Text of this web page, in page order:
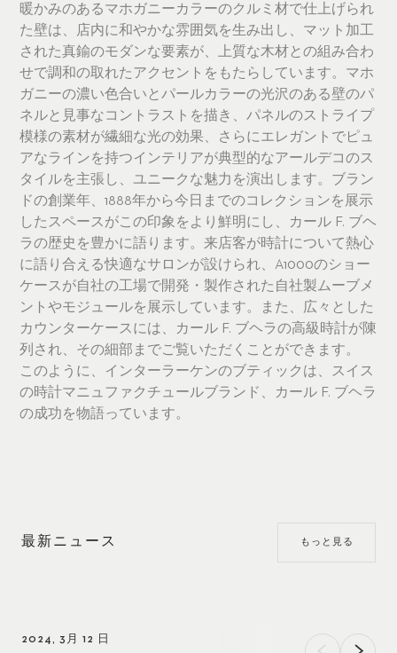
暖かみのあるマホガニーカラーのクルミ材で仕上げられ
た壁は、店内に和やかな雰囲気を生み出し、マット加工
された真鍮のモダンな要素が、上質な木材との組み合わ
せで調和の取れたアクセントをもたらしています。マホ
ガニーの濃い色合いとパールカラーの光沢のある壁のパ
ネルと見事なコントラストを描き、パネルのストライプ
模様の素材が繊細な光の効果、さらにエレガントでピュ
アなラインを持つインテリアが典型的なアールデコのス
タイルを主張し、ユニークな魅力を演出します。ブラン
ドの創業年、1888年から今日までのコレクションを展示
したスペースがこの印象をより鮮明にし、カール F. ブヘ
ラの歴史を豊かに語ります。来店客が時計について熱心
に語り合える快適なサロンが設けられ、A1000のショー
ケースが自社の工場で開発・製作された自社製ムーブメ
ントやモジュールを展示しています。また、広々とした
カウンターケースには、カール F. ブヘラの高級時計が陳
列され、その細部までご覧いただくことができます。
このように、インターラーケンのブティックは、スイス
の時計マニュファクチュールブランド、カール F. ブヘラ
の成功を物語っています。
最新ニュース もっと見る
2024, 3月 12 日